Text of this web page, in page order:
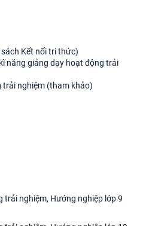
Kết nối tri thức)
năng giảng dạy hoạt động trải
trải nghiệm (tham khảo)
trải nghiệm, Hướng nghiệp lớp 9